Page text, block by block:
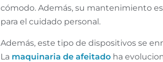
cómodo. Además, su mantenimiento
para el cuidado personal.
Además, este tipo de dispositivos se
La maquinaria de afeitado ha